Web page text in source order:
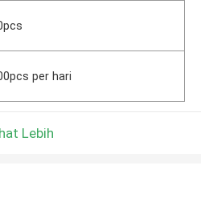
per hari
Lebih